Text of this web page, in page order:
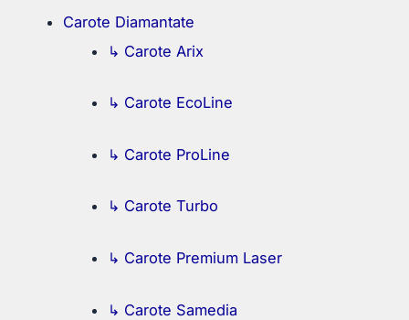
Carote Diamantate
↳ Carote Arix
↳ Carote EcoLine
↳ Carote ProLine
↳ Carote Turbo
↳ Carote Premium Laser
↳ Carote Samedia